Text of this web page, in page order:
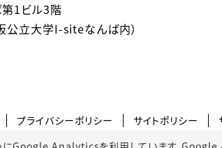
1ビル3階
公立大学I-siteなんば内）
プライバシーポリシー サイトポリシー